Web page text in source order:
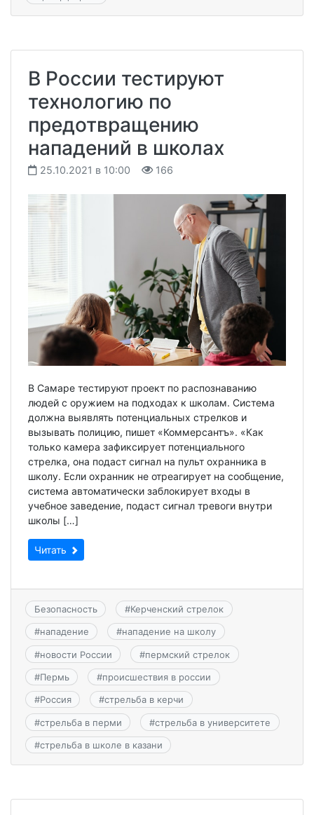
В России тестируют
технологию по
предотвращению
нападений в школах
25.10.2021 в 10:00 166
В Самаре тестируют проект по распознаванию
людей с оружием на подходах к школам. Система
должна выявлять потенциальных стрелков и
вызывать полицию, пишет «Коммерсантъ». «Как
только камера зафиксирует потенциального
стрелка, она подаст сигнал на пульт охранника в
школу. Если охранник не отреагирует на сообщение,
система автоматически заблокирует входы в
учебное заведение, подаст сигнал тревоги внутри
школы […]
Читать
Безопасность #Керченский стрелок
#нападение #нападение на школу
#новости России #пермский стрелок
#Пермь #происшествия в россии
#Россия #стрельба в керчи
#стрельба в перми #стрельба в университете
#стрельба в школе в казани